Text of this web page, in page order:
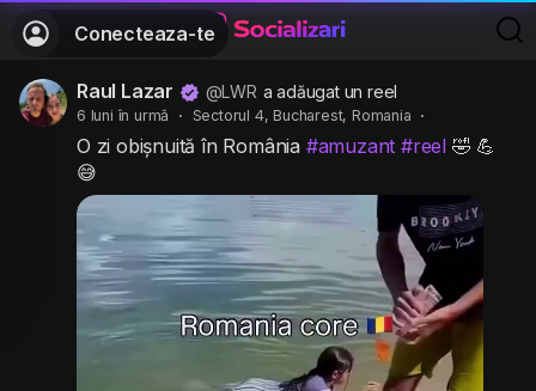
Conecteaza-te
Raul Lazar @LWR a adăugat un reel
6 luni în urmă · Sectorul 4, Bucharest, Romania ·
O zi obișnuită în România #amuzant #reel 🤣 💪
😅